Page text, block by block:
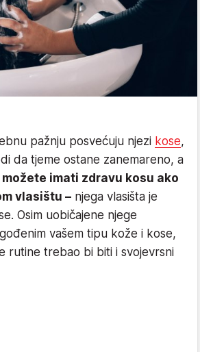
pažnju posvećuju njezi kose,
da tjeme ostane zanemareno, a
možete imati zdravu kosu ako
vlasištu – njega vlasišta je
Osim uobičajene njege
vašem tipu kože i kose,
rutine trebao bi biti i svojevrsni